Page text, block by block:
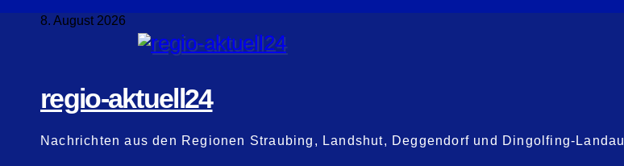
Zum
8. August 2026
regio-aktuell24
Nachrichten aus den Regionen Straubing, Landshut, Deggendorf und Dingolfing-Landau